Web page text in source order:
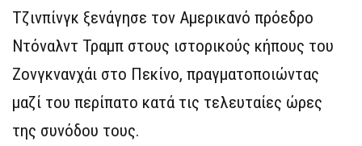
Τζινπίνγκ ξενάγησε τον Αμερικανό πρόεδρο
Ντόναλντ Τραμπ στους ιστορικούς κήπους του
Ζονγκνανχάι στο Πεκίνο, πραγματοποιώντας
μαζί του περίπατο κατά τις τελευταίες ώρες
της συνόδου τους.